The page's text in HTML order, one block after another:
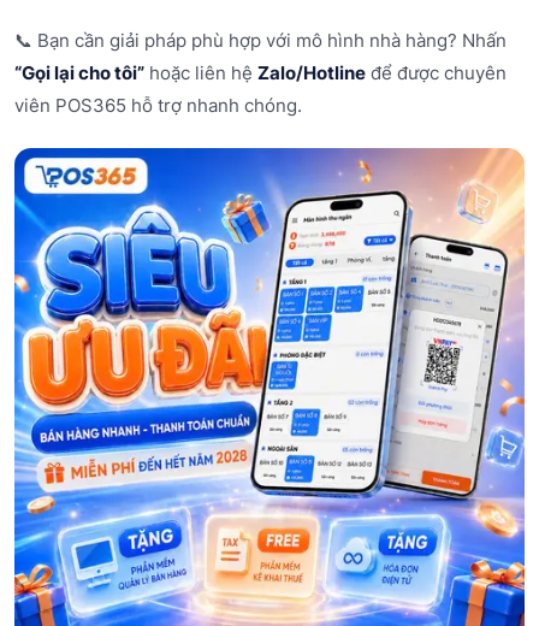
📞 Bạn cần giải pháp phù hợp với mô hình nhà hàng? Nhấn
“Gọi lại cho tôi” hoặc liên hệ Zalo/Hotline để được chuyên
viên POS365 hỗ trợ nhanh chóng.